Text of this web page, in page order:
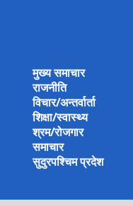
मुख्य समाचार
राजनीति
विचार/अन्तर्वार्ता
शिक्षा/स्वास्थ्य
श्रम/रोजगार
समाचार
सुदुरपश्चिम प्रदेश